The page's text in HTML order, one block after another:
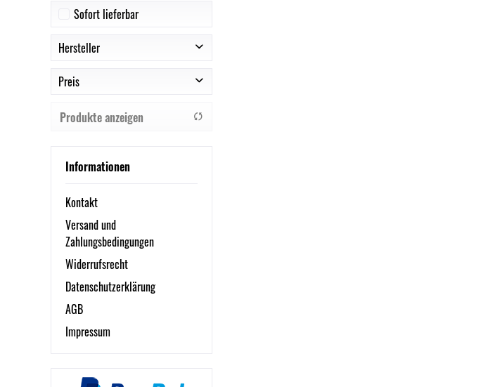
Sofort lieferbar
Hersteller
APS
Cent
Esmeyer®
Preis
6,68 €bis
Produkte anzeigen
Informationen
Kontakt
Versand und
Zahlungsbedingungen
Widerrufsrecht
Datenschutzerklärung
AGB
Impressum